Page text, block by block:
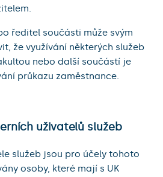
ředitel součásti může svým
že využívání některých služeb
nebo další součástí je
průkazu zaměstnance.
uživatelů služeb
služeb jsou pro účely tohoto
osoby, které mají s UK